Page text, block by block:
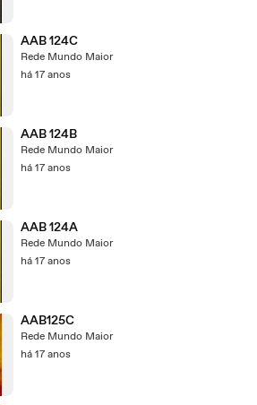
AAB 124C
Rede Mundo Maior
há 17 anos
AAB 124B
Rede Mundo Maior
há 17 anos
AAB 124A
Rede Mundo Maior
há 17 anos
AAB125C
Rede Mundo Maior
há 17 anos